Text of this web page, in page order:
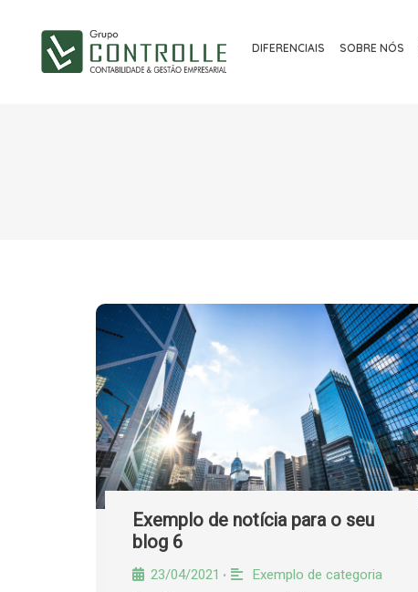
DIFERENCIAIS SOBRE NÓS
Exemplo de notícia para o seu
blog 6
23/04/2021 •
Exemplo de categoria